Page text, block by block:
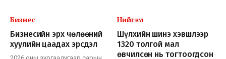
Бизнес
Бизнесийн эрх чөлөөний
хуулийн цаадах эрсдэл
Нийгэм
Шүлхийн шинэ хэвшлээр
1320 толгой мал
өвчилсөн нь тогтоогдсон